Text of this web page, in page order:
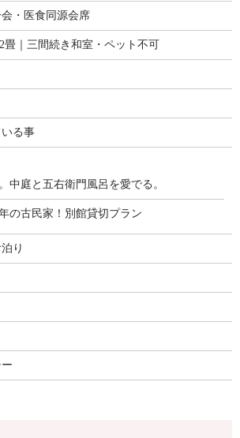
・医食同源会席
畳｜三間続き和室・ペット不可
る事
中庭と五右衛門風呂を愛でる。
の古民家！別館貸切プラン
り